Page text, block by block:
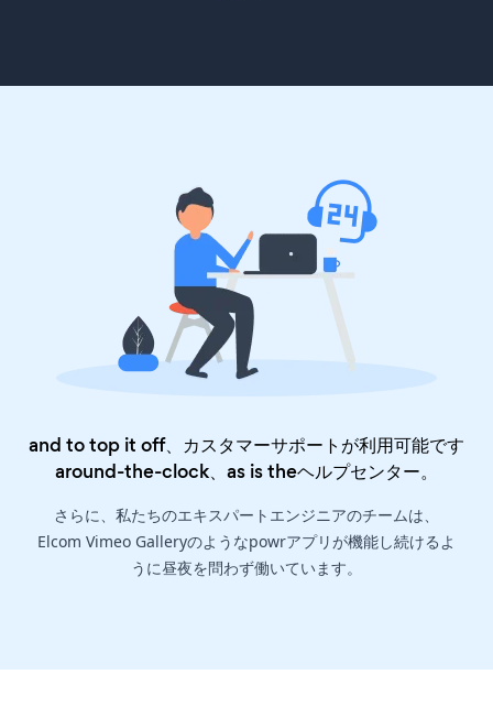
and to top it off、カスタマーサポートが利用可能です
around-the-clock、as is theヘルプセンター。
さらに、私たちのエキスパートエンジニアのチームは、
Elcom Vimeo Galleryのようなpowrアプリが機能し続けるよ
うに昼夜を問わず働いています。